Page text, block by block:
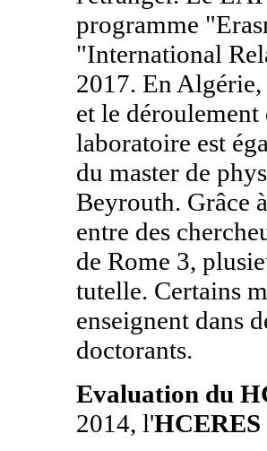
programme
"International
2017. En
et le
laboratoire est
du master de
Beyrouth. Grâce
entre des
de Rome 3,
tutelle. Certains
enseignent dans
doctorants.
Evaluation du
2014, l'HCERES